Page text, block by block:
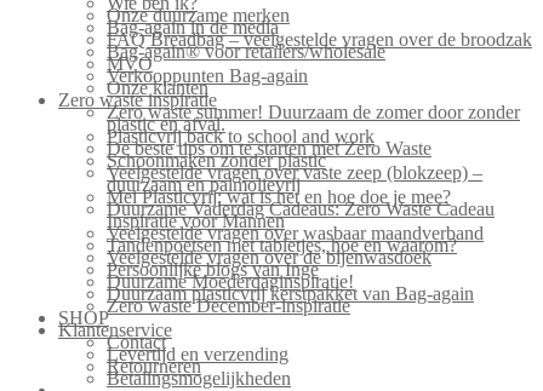
Onze duurzame merken
Bag-again in de media
FAQ Breadbag – veelgestelde vragen over de broodzak
Bag-again® voor retailers/wholesale
MVO
Verkooppunten Bag-again
Onze klanten
Zero waste inspiratie
Zero waste summer! Duurzaam de zomer door zonder
plastic en afval.
Plasticvrij back to school and work
De beste tips om te starten met Zero Waste
Schoonmaken zonder plastic
Veelgestelde vragen over vaste zeep (blokzeep) –
duurzaam en palmolievrij
Mei Plasticvrij: wat is het en hoe doe je mee?
Duurzame Vaderdag Cadeaus: Zero Waste Cadeau
Inspiratie voor Mannen
Veelgestelde vragen over wasbaar maandverband
Tandenpoetsen met tabletjes, hoe en waarom?
Veelgestelde vragen over de bijenwasdoek
Persoonlijke blogs van Inge
Duurzame Moederdaginspiratie!
Duurzaam plasticvrij kerstpakket van Bag-again
Zero waste December-inspiratie
SHOP
Klantenservice
Contact
Levertijd en verzending
Retourneren
Betalingsmogelijkheden